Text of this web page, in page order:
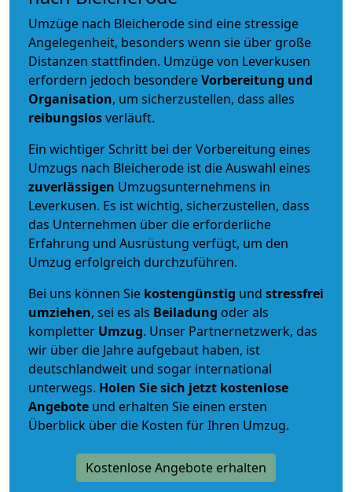
Umzüge nach Bleicherode sind eine stressige
Angelegenheit, besonders wenn sie über große
Distanzen stattfinden. Umzüge von Leverkusen
erfordern jedoch besondereVorbereitung und
Organisation, um sicherzustellen, dass alles
reibungslosverläuft.
Ein wichtiger Schritt bei der Vorbereitung eines
Umzugs nach Bleicherode ist die Auswahl eines
zuverlässigen Umzugsunternehmens in
Leverkusen. Es ist wichtig, sicherzustellen, dass
das Unternehmen über die erforderliche
Erfahrung und Ausrüstung verfügt, um den
Umzug erfolgreich durchzuführen.
Bei uns können Sie kostengünstig und stressfrei
umziehen, sei es als Beiladung oder als
kompletter Umzug. Unser Partnernetzwerk, das
wir über die Jahre aufgebaut haben, ist
deutschlandweit und sogar international
unterwegs. Holen Sie sich jetzt kostenlose
Angebote und erhalten Sie einen ersten
Überblick über die Kosten für Ihren Umzug.
Kostenlose Angebote erhalten